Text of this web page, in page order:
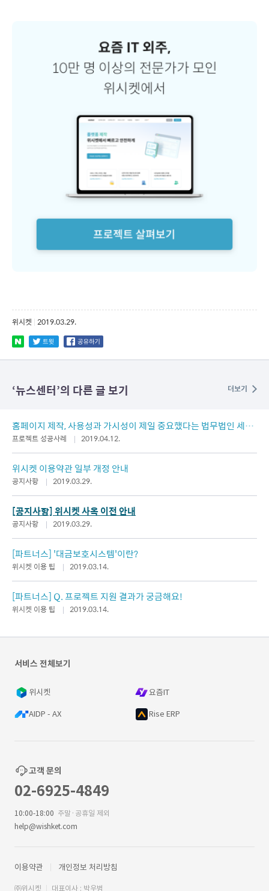
위시켓 2019.03.29.
‘뉴스센터 ’의 다른 글 보기 더보기
홈페이지 제작, 사용성과 가시성이 제일 중요했다는 법무법인 세움
이야기
프로젝트 성공사례 2019.04.12.
위시켓 이용약관 일부 개정 안내
공지사항 2019.03.29.
[공지사항] 위시켓 사옥 이전 안내
공지사항 2019.03.29.
[파트너스] '대금보호시스템'이란?
위시켓 이용 팁 2019.03.14.
[파트너스] Q. 프로젝트 지원 결과가 궁금해요!
위시켓 이용 팁 2019.03.14.
서비스 전체보기
위시켓 요즘IT
AIDP - AX Rise ERP
고객 문의
02-6925-4849
10:00-18:00 주말·공휴일 제외
help@wishket.com
이용약관 개인정보 처리방침
㈜위시켓 대표이사 : 박우범